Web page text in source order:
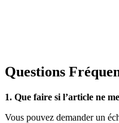
Questions
1. Que faire si l’article ne
Vous pouvez demander un